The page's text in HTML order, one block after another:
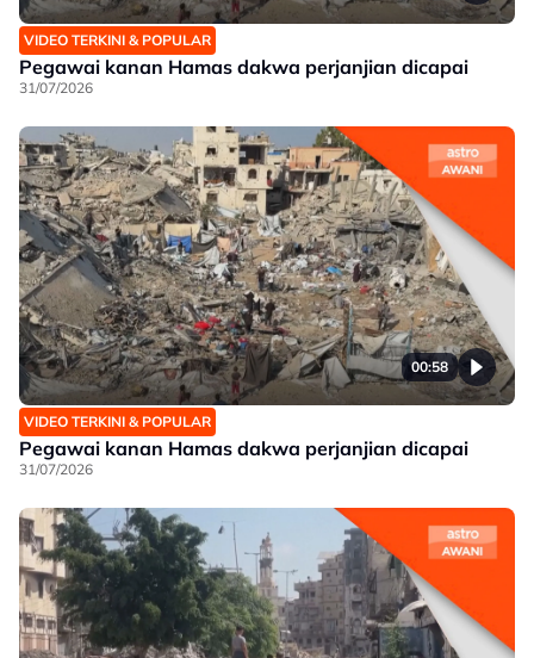
VIDEO TERKINI & POPULAR
Pegawai kanan Hamas dakwa perjanjian dicapai
31/07/2026
00:58
VIDEO TERKINI & POPULAR
Pegawai kanan Hamas dakwa perjanjian dicapai
31/07/2026